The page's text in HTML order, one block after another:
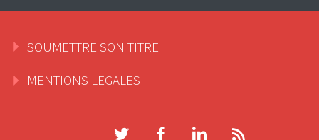
SOUMETTRE SON TITRE
MENTIONS LEGALES